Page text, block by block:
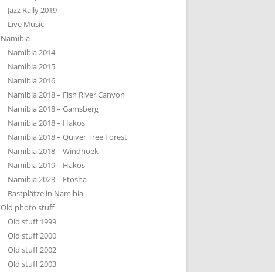
Jazz Rally 2019
Live Music
Namibia
Namibia 2014
Namibia 2015
Namibia 2016
Namibia 2018 – Fish River Canyon
Namibia 2018 – Gamsberg
Namibia 2018 – Hakos
Namibia 2018 – Quiver Tree Forest
Namibia 2018 – Windhoek
Namibia 2019 – Hakos
Namibia 2023 – Etosha
Rastplätze in Namibia
Old photo stuff
Old stuff 1999
Old stuff 2000
Old stuff 2002
Old stuff 2003